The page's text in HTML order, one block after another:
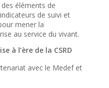
éléments de
de suivi et
mener la
au service du vivant.
à l’ère de la CSRD
avec le Medef et